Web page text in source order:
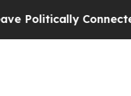
Connected oil